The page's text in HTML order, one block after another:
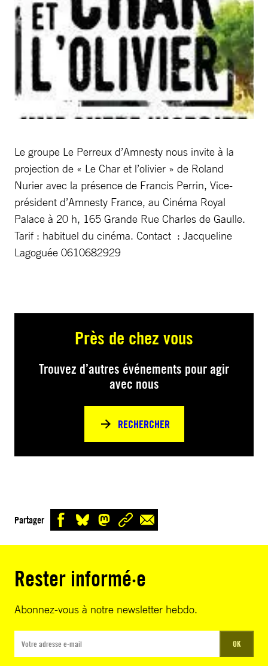
Le groupe Le Perreux d’Amnesty nous invite à la
projection de « Le Char et l’olivier » de Roland
Nurier avec la présence de Francis Perrin, Vice-
président d’Amnesty France, au Cinéma Royal
Palace à 20 h, 165 Grande Rue Charles de Gaulle.
Tarif : habituel du cinéma. Contact : Jacqueline
Lagoguée 0610682929
Près de chez vous
Trouvez d’autres événements pour agir
avec nous
RECHERCHER
Partager
Rester informé·e
Abonnez-vous à notre newsletter hebdo.
OK